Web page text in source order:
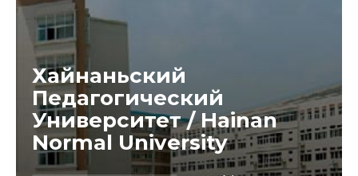
Хайнаньский
Педагогический
Университет / Hainan
Normal University